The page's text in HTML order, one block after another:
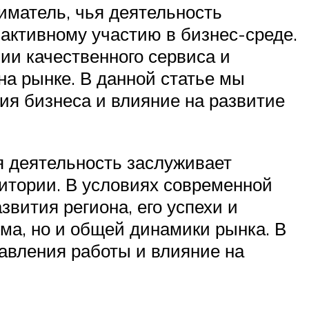
чья деятельность
участию в бизнес-среде.
качественного сервиса и
рынке. В данной статье мы
бизнеса и влияние на развитие
заслуживает
В условиях современной
региона, его успехи и
но и общей динамики рынка. В
работы и влияние на